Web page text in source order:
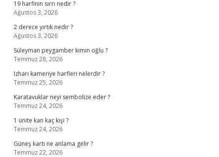
19 harfinin sırrı nedir ?
Ağustos 3, 2026
2 derece yırtık nedir ?
Ağustos 3, 2026
Süleyman peygamber kimin oğlu ?
Temmuz 28, 2026
Izharı kameriye harfleri nelerdir ?
Temmuz 25, 2026
Karatavuklar neyi sembolize eder ?
Temmuz 24, 2026
1 ünite kan kaç kişi ?
Temmuz 24, 2026
Güneş kartı ne anlama gelir ?
Temmuz 22, 2026